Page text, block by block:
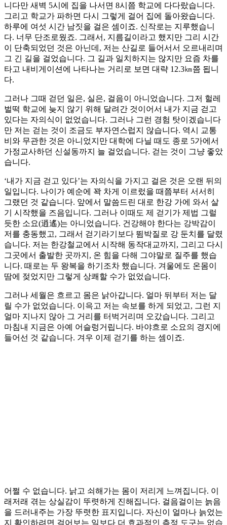
니다만 새벽 5시에 집을 나서면 8시쯤 학교에 다다랐습니다.
그리고 학교가 파하면 다시 그렇게 걸어 집에 돌아왔습니다.
하루에 여섯 시간 남짓을 걸은 셈이죠. 신작로는 지루했습니
다. 너무 단조로웠죠. 그래서, 지름길이라고 했지만 그리 시간
이 단축되었던 것은 아닌데, 저는 산길로 들어서서 오르내리며
그 긴 길을 걸었습니다. 그 길과 일치하지는 않지만 요즘 차를
타고 내비게이션에 나타나는 거리로 보면 대략 12.3㎞쯤 됩니
다.
그러나 그때 걷던 일은, 실은, 걸음이 아니었습니다. 그저 헐레
벌떡 학교에 늦지 않기 위해 달려간 것이어서 내가 지금 걷고
있다는 자의식이 없었습니다. 그러나 그런 경험 탓이겠습니다
만 저는 걷는 것이 조금도 부자연스럽지 않습니다. 역시 교통
비와 무관한 것은 아니었지만 대학에 다닐 때도 종로 5가에서
가정교사하던 신설동까지 늘 걸었습니다. 걷는 것이 그냥 좋았
습니다.
‘내가 지금 걷고 있다’는 자의식을 가지고 걸은 것은 오랜 뒤의
일입니다. 나이가 예순에 꽉 차게 이르렀을 때쯤부터 서서히
그랬던 것 같습니다. 앞에서 말씀드린 대로 한강 가에 와서 살
기 시작했을 즈음입니다. 그러나 이때도 제 걷기가 제법 그럴
듯한 소요(逍遙)는 아니었습니다. 건강해야 한다는 강박감이
저를 충동했고, 그래서 걷기라기보다 뜀박질로 강 둔치를 달렸
습니다. 저는 한강철교에서 시작해 동작대교까지, 그리고 다시
그곳에서 출발한 곳까지, 온 힘을 다해 그야말로 질주를 했습
니다. 때로는 두 왕복을 하기조차 했습니다. 겨울에도 온몸이
땀에 젖었지만 그렇게 상쾌할 수가 없었습니다.
그러나 세월은 흐르고 몸은 낡아갑니다. 얼마 뒤부터 저는 달
릴 수가 없었습니다. 이윽고 저는 속보를 하게 되었고, 그런 지
얼마 지나지 않아 그 거리를 터벅거리며 오갔습니다. 그리고
마침내 지금은 아예 어슬렁거립니다. 바야흐로 소요의 경지에
들어선 것 같습니다. 겨우 이제 걷기를 하는 셈이죠.
어쩔 수 없습니다. 낡고 쇠해가는 몸이 저리게 느껴집니다. 이
래저래 겪는 상실감이 뚜렷하게 진해집니다. 걸음걸이는 늙음
을 드러내주는 가장 뚜렷한 표지입니다. 자신이 얼마나 늙었는
지 확인하려면 걸어보는 일보다 더 효과적인 측정 도구는 없습